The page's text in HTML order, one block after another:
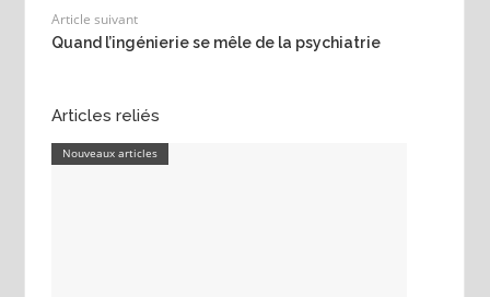
Article suivant
Quand l’ingénierie se mêle de la psychiatrie
Articles reliés
Nouveaux articles